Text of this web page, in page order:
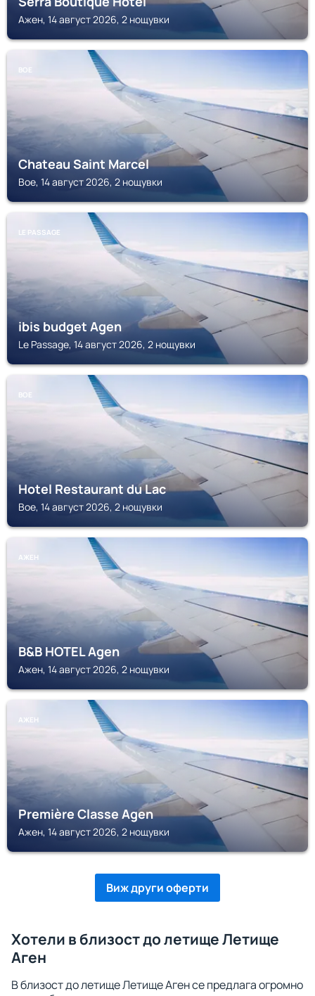
Ажен, 14 август 2026, 2 нощувки
BOE
Chateau Saint Marcel
Boe, 14 август 2026, 2 нощувки
LE PASSAGE
ibis budget Agen
Le Passage, 14 август 2026, 2 нощувки
BOE
Hotel Restaurant du Lac
Boe, 14 август 2026, 2 нощувки
АЖЕН
B&B HOTEL Agen
Ажен, 14 август 2026, 2 нощувки
АЖЕН
Première Classe Agen
Ажен, 14 август 2026, 2 нощувки
Виж други оферти
Хотели в близост до летище Летище
Аген
В близост до летище Летище Аген се предлага огромно